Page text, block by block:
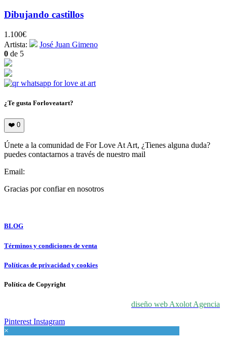
Dibujando castillos
1.100€
Artista:
José Juan Gimeno
0 de 5
¿Te gusta Forloveatart?
❤️ 0
Únete a la comunidad de For Love At Art, ¿Tienes alguna duda?
puedes contactarnos a través de nuestro mail
Email:
Gracias por confiar en nosotros
BLOG
Términos y condiciones de venta
Políticas de privacidad y cookies
Política de Copyright
diseño web Axolot Agencia
Pinterest Instagram
×